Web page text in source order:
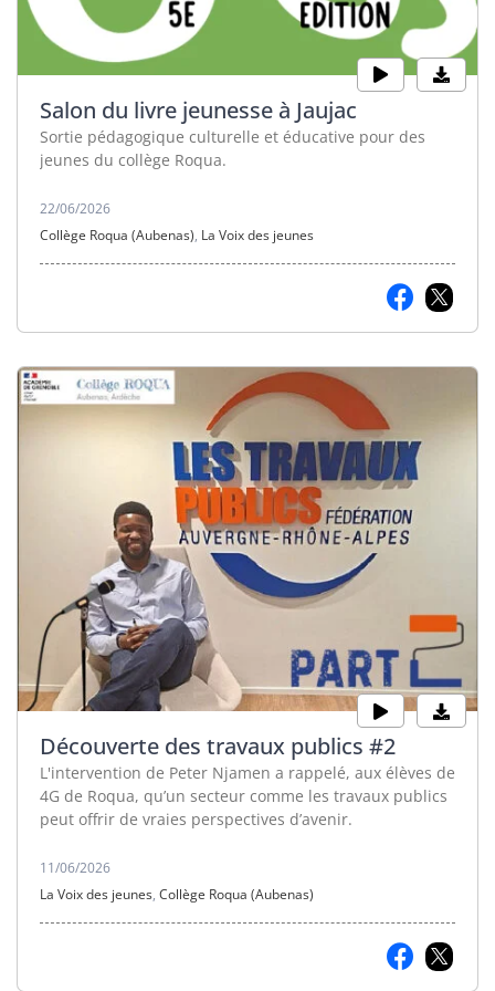
Salon du livre jeunesse à Jaujac
Sortie pédagogique culturelle et éducative pour des
jeunes du collège Roqua.
22/06/2026
Collège Roqua (Aubenas), La Voix des jeunes
Découverte des travaux publics #2
L'intervention de Peter Njamen a rappelé, aux élèves de
4G de Roqua, qu’un secteur comme les travaux publics
peut offrir de vraies perspectives d’avenir.
11/06/2026
La Voix des jeunes, Collège Roqua (Aubenas)